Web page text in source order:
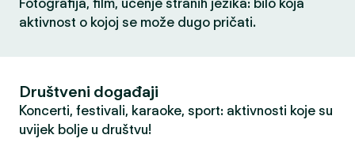
Fotografija, film, učenje stranih jezika: bilo koja
aktivnost o kojoj se može dugo pričati.
Društveni događaji
Koncerti, festivali, karaoke, sport: aktivnosti koje su
uvijek bolje u društvu!